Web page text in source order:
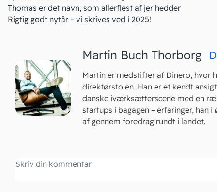
Thomas er det navn, som allerflest af jer hedder
Rigtig godt nytår – vi skrives ved i 2025!
Martin Buch Thorborg
Martin er medstifter af Dinero, hvor
direktørstolen. Han er et kendt
danske iværksætterscene med en
startups i bagagen – erfaringer, han i
af gennem foredrag rundt i landet.
Kommentar